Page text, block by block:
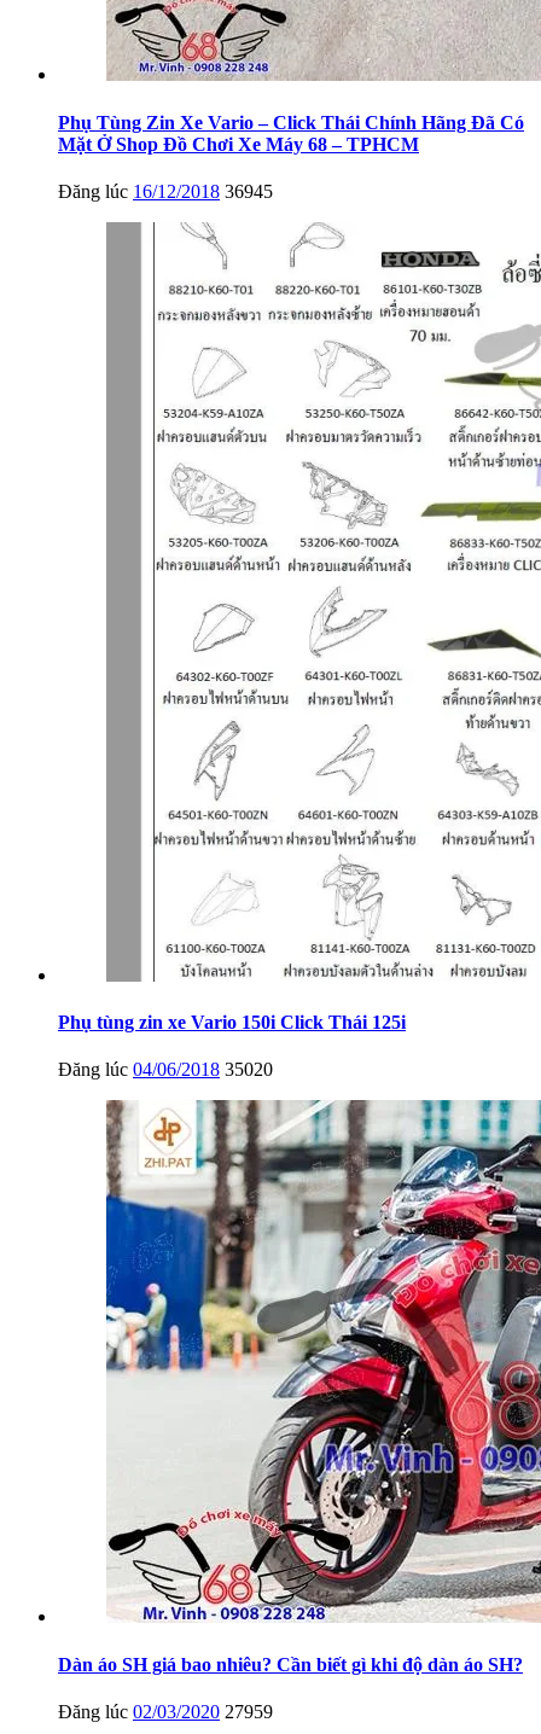
Phụ Tùng Zin Xe Vario – Click Thái Chính Hãng Đã Có
Mặt Ở Shop Đồ Chơi Xe Máy 68 – TPHCM
Đăng lúc 16/12/2018 36945
Phụ tùng zin xe Vario 150i Click Thái 125i
Đăng lúc 04/06/2018 35020
Dàn áo SH giá bao nhiêu? Cần biết gì khi độ dàn áo SH?
Đăng lúc 02/03/2020 27959